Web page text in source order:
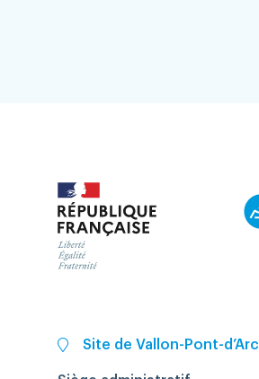
Site de Vallon-Pont-d’Arc